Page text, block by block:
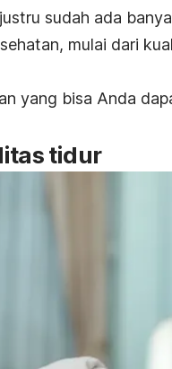
sudah ada
mulai dari
yang bisa Anda
tidur